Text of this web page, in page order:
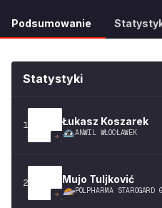
Podsumowanie
Statystyki
1 Łukasz Koszarek
ANWIL WŁOCŁAWEK
2 Mujo Tuljković
POLPHARMA STAROGARD